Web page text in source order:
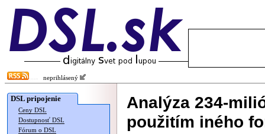
neprihlásený
DSL pripojenie
Ceny DSL
Dostupnosť DSL
Fórum o DSL
Analýza 234-
použitím iného